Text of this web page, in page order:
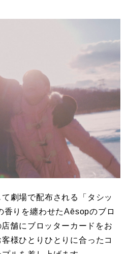
劇場で配布される「タシッ
香りを纏わせたAēsopのブロ
舗にブロッターカードをお
様ひとりひとりに合ったコ